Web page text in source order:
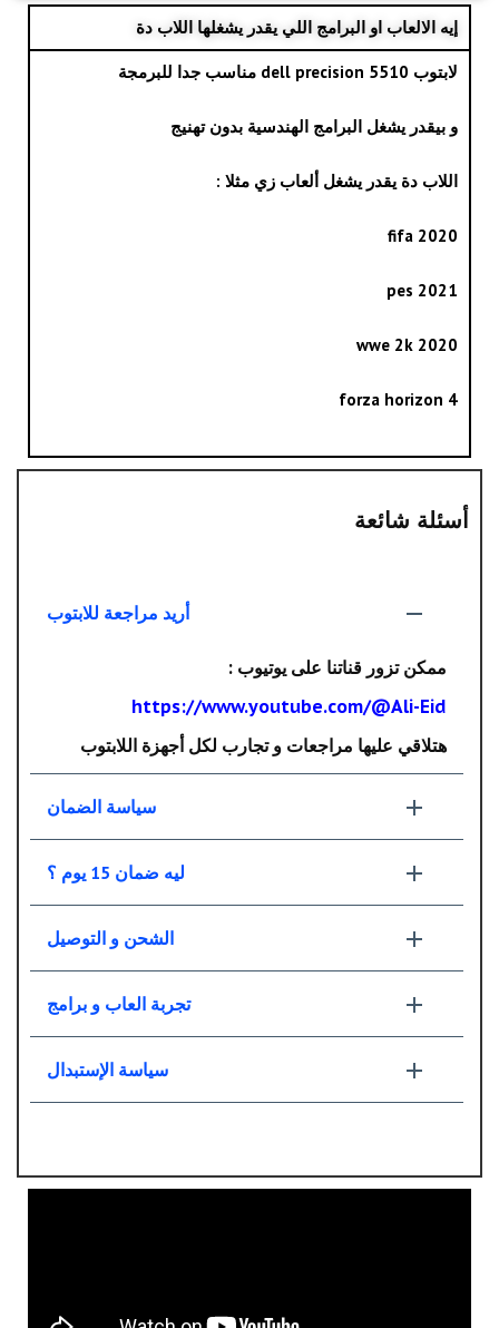
إيه الالعاب او البرامج اللي يقدر يشغلها اللاب دة
لابتوب dell precision 5510 مناسب جدا للبرمجة
و بيقدر يشغل البرامج الهندسية بدون تهنيج
اللاب دة يقدر يشغل ألعاب زي مثلا :
fifa 2020
pes 2021
wwe 2k 2020
forza horizon 4
أسئلة شائعة
أريد مراجعة للابتوب
ممكن تزور قناتنا على يوتيوب :
https://www.youtube.com/@Ali-Eid
هتلاقي عليها مراجعات و تجارب لكل أجهزة اللابتوب
سياسة الضمان
ليه ضمان 15 يوم ؟
الشحن و التوصيل
تجربة العاب و برامج
سياسة الإستبدال